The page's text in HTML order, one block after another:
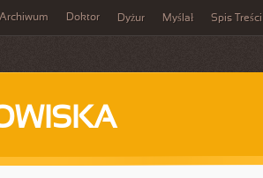
Archiwum Doktor Dyżur Myślał Spis Treści